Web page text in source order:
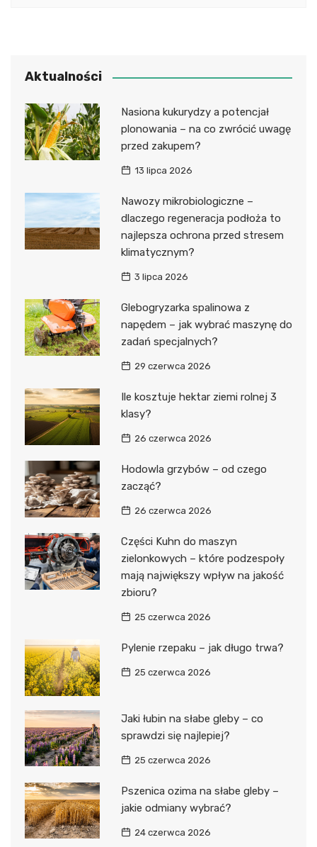
Aktualności
Nasiona kukurydzy a potencjał
plonowania – na co zwrócić uwagę
przed zakupem?
13 lipca 2026
Nawozy mikrobiologiczne –
dlaczego regeneracja podłoża to
najlepsza ochrona przed stresem
klimatycznym?
3 lipca 2026
Glebogryzarka spalinowa z
napędem – jak wybrać maszynę do
zadań specjalnych?
29 czerwca 2026
Ile kosztuje hektar ziemi rolnej 3
klasy?
26 czerwca 2026
Hodowla grzybów – od czego
zacząć?
26 czerwca 2026
Części Kuhn do maszyn
zielonkowych – które podzespoły
mają największy wpływ na jakość
zbioru?
25 czerwca 2026
Pylenie rzepaku – jak długo trwa?
25 czerwca 2026
Jaki łubin na słabe gleby – co
sprawdzi się najlepiej?
25 czerwca 2026
Pszenica ozima na słabe gleby –
jakie odmiany wybrać?
24 czerwca 2026